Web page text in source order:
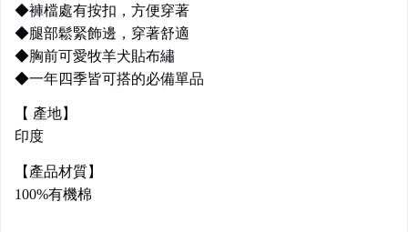
◆褲檔處有按扣，方便穿著
◆腿部鬆緊飾邊，穿著舒適
◆胸前可愛牧羊犬貼布繡
◆一年四季皆可搭的必備單品
【 產地】
印度
【產品材質】
100%有機棉